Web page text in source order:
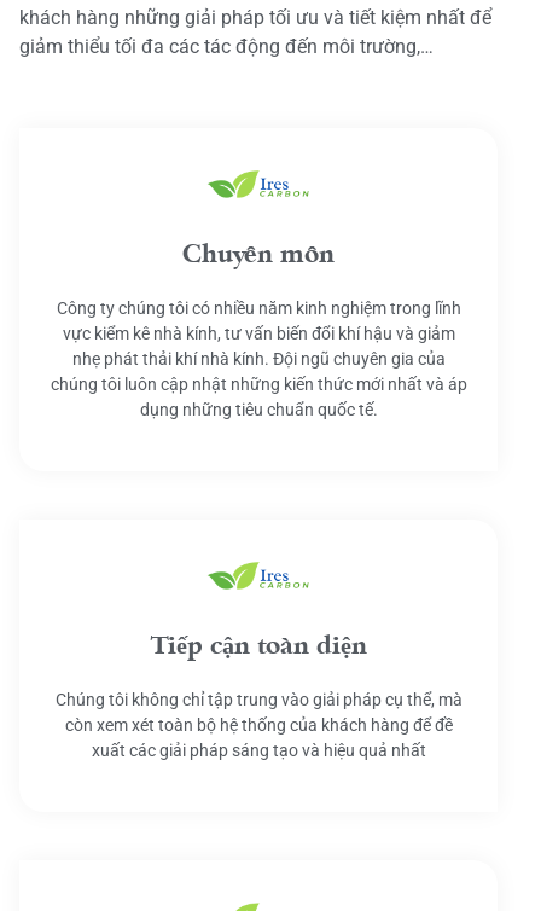
khách hàng những giải pháp tối ưu và tiết kiệm nhất để
giảm thiểu tối đa các tác động đến môi trường,…
Chuyên môn
Công ty chúng tôi có nhiều năm kinh nghiệm trong lĩnh
vực kiểm kê nhà kính, tư vấn biến đổi khí hậu và giảm
nhẹ phát thải khí nhà kính. Đội ngũ chuyên gia của
chúng tôi luôn cập nhật những kiến thức mới nhất và áp
dụng những tiêu chuẩn quốc tế.
Tiếp cận toàn diện
Chúng tôi không chỉ tập trung vào giải pháp cụ thể, mà
còn xem xét toàn bộ hệ thống của khách hàng để đề
xuất các giải pháp sáng tạo và hiệu quả nhất